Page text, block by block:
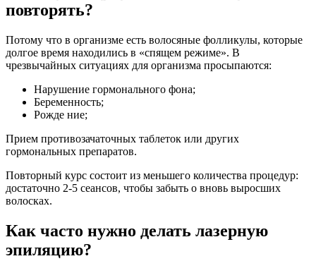
повторять?
Потому что в организме есть волосяные фолликулы, которые
долгое время находились в «спящем режиме». В
чрезвычайных ситуациях для организма просыпаются:
Нарушение гормонального фона;
Беременность;
Рожде ние;
Прием противозачаточных таблеток или других
гормональных препаратов.
Повторный курс состоит из меньшего количества процедур:
достаточно 2-5 сеансов, чтобы забыть о вновь выросших
волосках.
Как часто нужно делать лазерную
эпиляцию?